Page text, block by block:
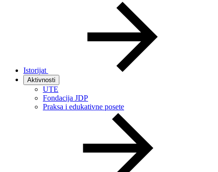
Istorijat
Aktivnosti
UTE
Fondacija JDP
Praksa i edukativne posete